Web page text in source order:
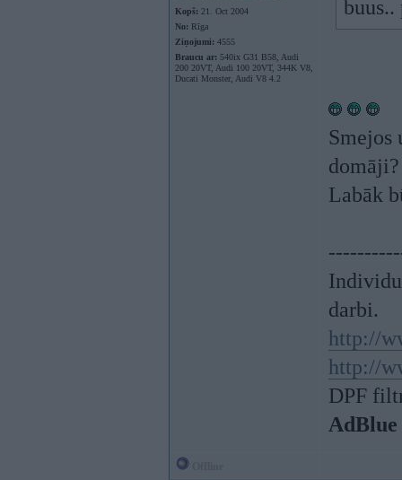
Kopš: 21. Oct 2004
No: Rīga
Ziņojumi: 4555
Braucu ar: 540ix G31 B58, Audi
200 20VT, Audi 100 20VT, 344K V8,
Ducati Monster, Audi V8 4.2
buus..
Smejos
domāji?
Labāk
darbi.
http://
http://
DPF